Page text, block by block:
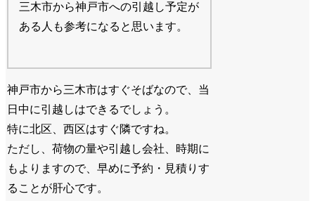
三木市から神戸市への引越し予定が
ある人も参考になると思います。
神戸市から三木市はすぐそばなので、当
日中に引越しはできるでしょう。
特に北区、西区はすぐ隣ですね。
ただし、荷物の量や引越し会社、時期に
もよりますので、早めに予約・見積りす
ることが肝心です。